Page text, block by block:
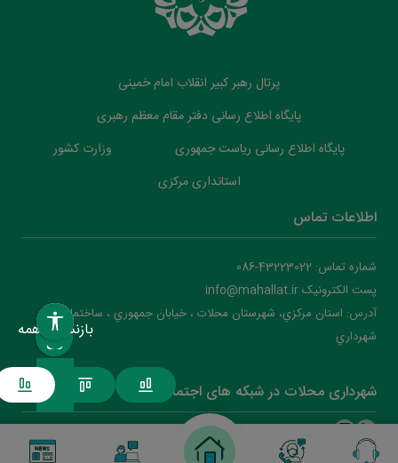
پرتال رهبر کبیر انقلاب امام خمینی
پایگاه اطلاع رسانی دفتر مقام معظم رهبری
پایگاه اطلاع رسانی ریاست جمهوری
وزارت کشور
استانداری مرکزی
اطلاعات تماس
شماره تماس: 43223022-086
پست الکترونیک info@mahallat.ir
آدرس: استان مرکزي، شهرستان محلات ‌‌‌، خيابان جمهوري ، ساختمان
شهرداري
شهرداری محلات در شبکه های اجتماعی
بازنشانی همه